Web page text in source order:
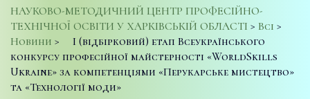
НАУКОВО-МЕТОДИЧНИЙ ЦЕНТР ПРОФЕСІЙНО-
ТЕХНІЧНОЇ ОСВІТИ У ХАРКІВСЬКІЙ ОБЛАСТІ > Всі >
Новини >
І (відбірковий) етап Всеукраїнського
конкурсу професійної майстерності «WorldSkills
Ukraine» за компетенціями «Перукарське мистецтво»
та «Технології моди»